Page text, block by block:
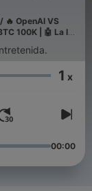
🔥 OpenAI VS
100K | 🤖 La IA
1 x
00:00